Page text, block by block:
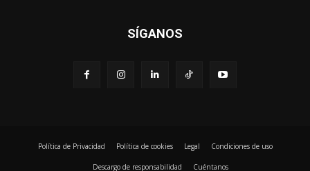
SÍGANOS
Política de Privacidad Política de cookies Legal Condiciones de uso
Descargo de responsabilidad Cuéntanos